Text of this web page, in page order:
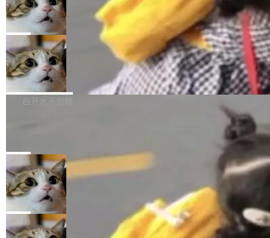
意味着一个无人看管的 AI 程序，在近半年时间
里日夜不停地"烧钱"。 复盘显示，...
而美国模型厂商在"闭门造车"。他的原话是 "buil
ding in silos"——各自为战，互不通气。 这个判
断从他嘴里说出来分量不同。Hugging Face 是
全球最大的开源 AI 平台，上面跑着上百万个模
型。谁在开源赛道上领先，...
序给别人用。偶尔有人自己写个博客系统、智能
家居控制、家庭实验室，都算稀奇事。 Crawsh
aw 是 Shelley 的作者，一个开源 AI coding age
nt。他最近在博客上写了一篇文章，核心论点很
简单：开发者工具必须开源。 理由不是传统的自
由软件情怀，而是一个跟 AI agent 直接相关的
技术判断。 两行 prompt 就能个性化任何软件 C
DeepSeek Harness 宣布内测邀请，全
网最大规模开源 Agent 路演现场诞生
一条内测招募帖，发出去的时候大概没人想到它
会变成一场开源 Agent 生态的路演。 8月1日，
DeepSeek Harness 团队负责人崔添翼（tiany
i）在 X 上发帖： 「如果你是 Agent Harness 相
关开源项目的开发者，希望参加 DeepSeek Har
ness 的内测，可以回复或私信联系我。请附上
Harness 负责把能力落到真实环境中——调用工
具、读写文件、管理上下文、处理错误、完成闭
环。崔添翼招人的标...
局
商汤 SenseNova U1.5-Lite-Preview
开源
商汤科技宣布面向社区开源轻量级统一多模态模
型的预览版本 SenseNova U1.5-Lite-Preview。
理解、推理、生成与编辑，还仅以 8B-MoT 的轻
量大小，将能力推进到4K、更精细的真实质感、
更复杂的视觉控制和可持续迭代编辑。 相比 U
1，U1.5-Lite-Preview 在以下方向上带来了显著
提升： 原生支持4K图像生成； 更精细的局部纹
理、细节与真实世界质感； 更准确的中英文文字
白开水不加糖
nap。这次是 hwctl——一个用来检查 Ubuntu
硬件认证状态的命令行工具。 Canonical 工程师
Alan Griffiths 在邮件列表中说得很直白：「hwc
tl 是一个 Ubuntu 专有的包，它和它的依赖项都
是 Ubuntu 专有的，不会用在其他发行版上。」
所以 deb 版本的受众实际上为零。既然只有 Ub
局
Dario Amodei 担心新人来 Anthropic
只为金钱，不为使命
顶级 AI 研究员在两家公司之间来回跳，中间只
隔了几天。 Lilian Weng 上周刚宣布因健康原因
离开 Thinking Machines Lab，说自己作为联合
局